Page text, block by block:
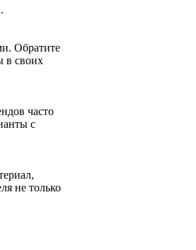
Обратите
в своих
часто
с
не только